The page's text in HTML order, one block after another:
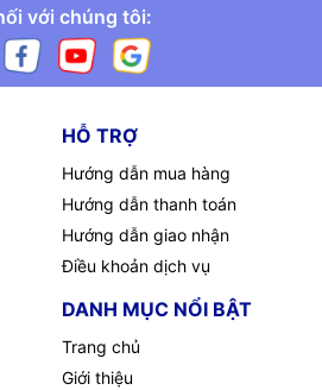
với chúng tôi:
HỖ TRỢ
Hướng dẫn mua hàng
Hướng dẫn thanh toán
Hướng dẫn giao nhận
Điều khoản dịch vụ
DANH MỤC NỔI BẬT
Trang chủ
Giới thiệu